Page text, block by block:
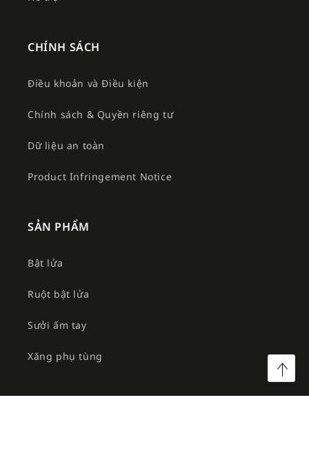
CHÍNH SÁCH
Điều khoản và Điều kiện
Chính sách & Quyền riêng tư
Dữ liệu an toàn
Product Infringement Notice
SẢN PHẨM
Bật lửa
Ruột bật lửa
Sưởi ấm tay
Xăng phụ tùng